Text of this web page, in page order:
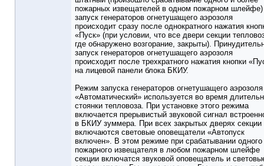
пожарных извещателей в одном пожарном шлейфе)
запуск генераторов огнетушащего аэрозоля
происходит сразу после однократного нажатия
«Пуск» (при условии, что все двери секции
где обнаружено возгорание, закрыты).
запуск генераторов огнетушащего аэрозоля
происходит после трехкратного нажатия кнопки
на лицевой панели блока БКИУ.
Режим запуска генераторов огнетушащего аэрозоля
«Автоматический» используется во время
стоянки тепловоза. При установке этого режима
включается прерывистый звуковой сигнал
в БКИУ зуммера. При всех закрытых дверях секции
включаются световые оповещатели «Автопуск
включен». В этом режиме при срабатывании одного
пожарного извещателя в любом пожарном шлейфе
секции включатся звуковой оповещатель и